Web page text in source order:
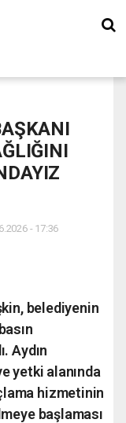
- 17:36
belediyenin
Aydın
yetki alanında
hizmetinin
başlaması